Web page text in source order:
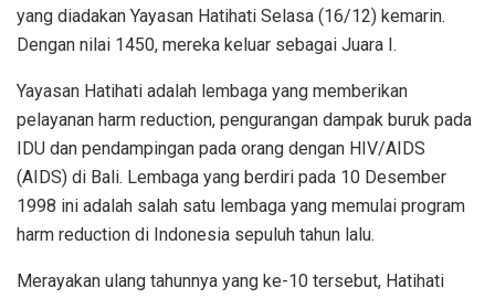
yang diadakan Yayasan Hatihati Selasa (16/12) kemarin.
Dengan nilai 1450, mereka keluar sebagai Juara I.
Yayasan Hatihati adalah lembaga yang memberikan
pelayanan harm reduction, pengurangan dampak buruk pada
IDU dan pendampingan pada orang dengan HIV/AIDS
(AIDS) di Bali. Lembaga yang berdiri pada 10 Desember
1998 ini adalah salah satu lembaga yang memulai program
harm reduction di Indonesia sepuluh tahun lalu.
Merayakan ulang tahunnya yang ke-10 tersebut, Hatihati